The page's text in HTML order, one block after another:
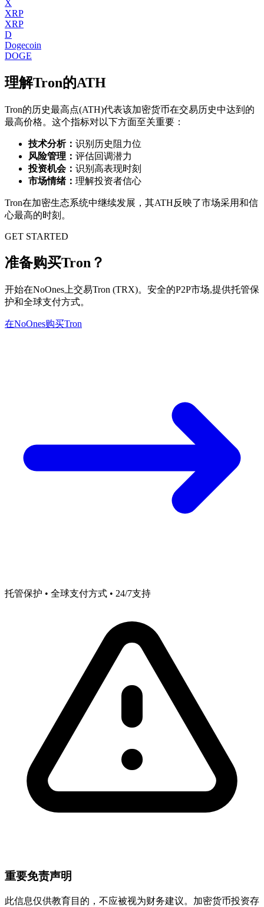
X
XRP
XRP
D
Dogecoin
DOGE
理解Tron的ATH
Tron的历史最高点(ATH)代表该加密货币在交易历史中达到的
最高价格。这个指标对以下方面至关重要：
技术分析： 识别历史阻力位
风险管理： 评估回调潜力
投资机会： 识别高表现时刻
市场情绪： 理解投资者信心
Tron在加密生态系统中继续发展，其ATH反映了市场采用和信
心最高的时刻。
GET STARTED
准备购买Tron？
开始在NoOnes上交易Tron (TRX)。安全的P2P市场,提供托管保
护和全球支付方式。
在NoOnes购买Tron
托管保护 • 全球支付方式 • 24/7支持
重要免责声明
此信息仅供教育目的，不应被视为财务建议。加密货币投资存